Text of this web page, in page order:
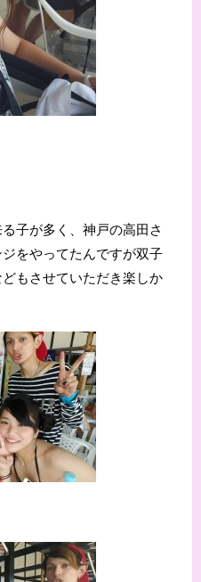
子が多く、神戸の高田さ
をやってたんですが双子
もさせていただき楽しか